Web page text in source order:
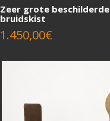
Zeer grote beschilderde
bruidskist
1.450,00€